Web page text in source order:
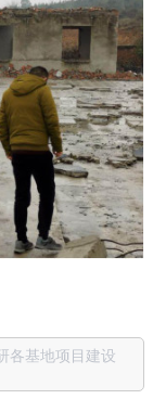
各基地项目建设